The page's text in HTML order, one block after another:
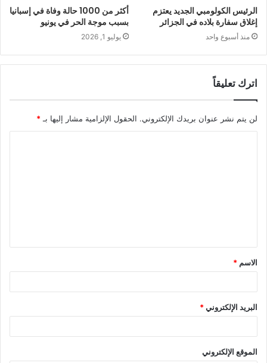
الرئيس الكولومبي الجديد يعتزم
إغلاق سفارة بلاده في الجزائر
منذ أسبوع واحد
أكثر من 1000 حالة وفاة في إسبانيا
بسبب موجة الحر في يونيو
يوليو 1, 2026
اترك تعليقاً
لن يتم نشر عنوان بريدك الإلكتروني. الحقول الإلزامية مشار إليها بـ *
ق
*
الاسم *
البريد الإلكتروني*
الموقع الإلكتروني